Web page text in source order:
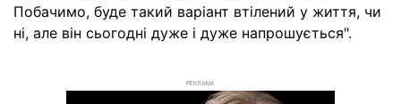
Побачимо, буде такий варіант втілений у життя, чи
ні, але він сьогодні дуже і дуже напрошується".
РЕКЛАМА